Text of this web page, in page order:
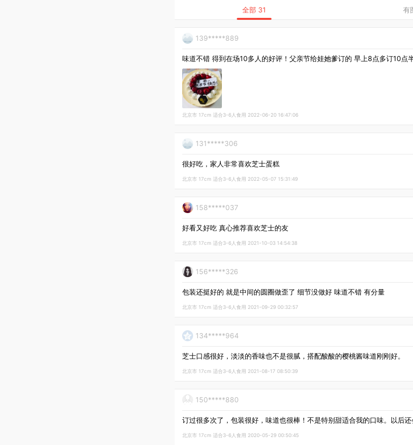
139*****889
味道不错 得到在场10多人的好评！父亲节给娃她爹订的 早上8点多订10点
北京市 17cm 适合3-6人食用 2022-06-20 16:47:06
131*****306
很好吃，家人非常喜欢芝士蛋糕
北京市 17cm 适合3-6人食用 2022-05-07 15:31:49
158*****037
好看又好吃 真心推荐喜欢芝士的友
北京市 17cm 适合3-6人食用 2021-10-03 14:54:38
156*****326
包装还挺好的 就是中间的圆圈做歪了 细节没做好 味道不错 有分量
北京市 17cm 适合3-6人食用 2021-09-29 00:32:57
134*****964
芝士口感很好，淡淡的香味也不是很腻，搭配酸酸的樱桃酱味道刚刚好。
北京市 17cm 适合3-6人食用 2021-08-17 08:50:39
150*****880
订过很多次了，包装很好，味道也很棒！不是特别甜适合我的口味。以后还
北京市 17cm 适合3-6人食用 2020-05-29 00:50:45
全部 31 有